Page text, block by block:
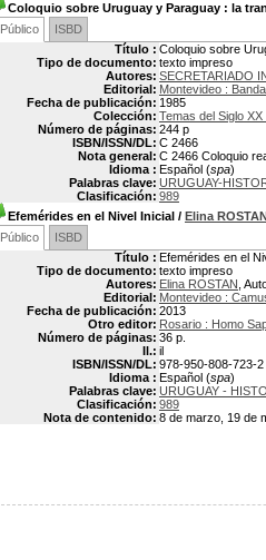
Coloquio sobre Uruguay y Paraguay : la
Público
ISBD
Título : Coloquio sobre
Tipo de documento: texto impreso
Autores: SECRETARIADO
Editorial: Montevideo :
Fecha de publicación: 1985
Colección: Temas del Siglo
Número de páginas: 244 p
ISBN/ISSN/DL: C 2466
Nota general: C 2466 Coloquio
Idioma : Español (spa)
Palabras clave: URUGUAY-
Clasificación: 989
Efemérides en el Nivel Inicial / Elina
Público
ISBD
Título : Efemérides en el
Tipo de documento: texto impreso
Autores: Elina ROSTAN ,
Editorial: Montevideo :
Fecha de publicación: 2013
Otro editor: Rosario : Homo
Número de páginas: 36 p.
Il.: il
ISBN/ISSN/DL: 978-950-808-723-2
Idioma : Español (spa)
Palabras clave: URUGUAY -
Clasificación: 989
Nota de contenido: 8 de marzo, 19 de